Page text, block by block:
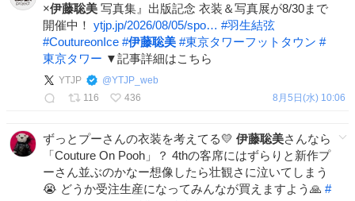
×伊藤聡美 写真集』出版記念 衣装＆写真展が8/30まで
開催中！ ytjp.jp/2026/08/05/spo… #羽生結弦
#CoutureonIce #伊藤聡美 #東京タワーフットタウン #
東京タワー ▼記事詳細はこちら
YTJP @YTJP_web
116
436 8月5日(水) 10:06
ずっとプーさんの衣装を考えてる💛 伊藤聡美さんなら
「Couture On Pooh」？ 4thの客席にはずらりと新作プ
ーさん並ぶのかなー想像したら壮観さに泣いてしまう
😭 どうか受注生産になってみんなが買えますよう🙏 #